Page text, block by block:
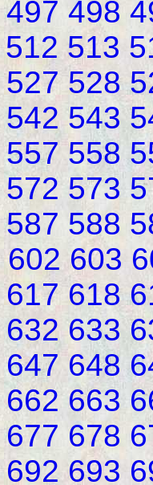
497 498
512 513
527 528
542 543
557 558
572 573
587 588
602 603
617 618
632 633
647 648
662 663
677 678
692 693